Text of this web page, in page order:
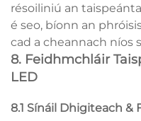
résoiliniú an
é seo, bíonn an
cad a cheannach níos
8. Feidhmchláir
LED
8.1 Sínáil Dhigiteach &